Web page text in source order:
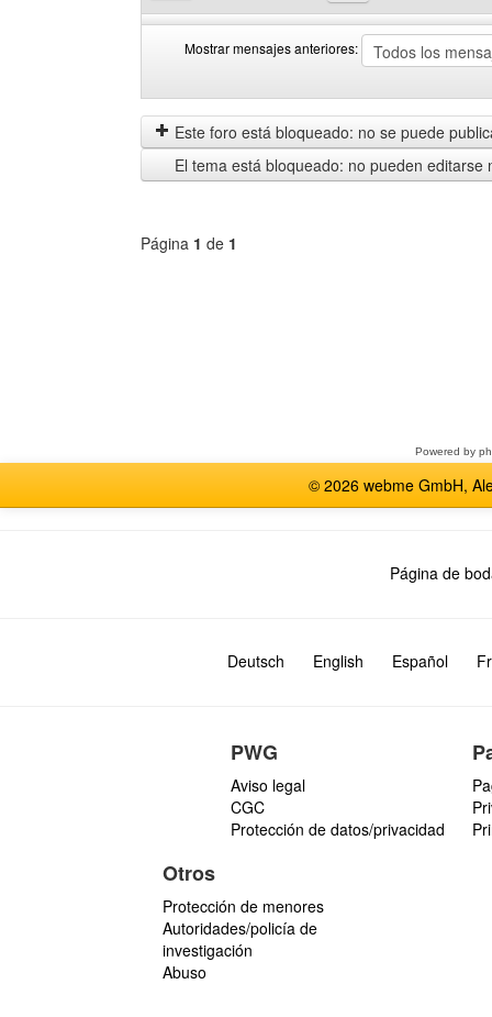
Mostrar mensajes anteriores:
mensajes
anteriores
by
Este foro está bloqueado: no se puede
El tema está bloqueado: no pueden editarse
Página 1 de 1
Powered by
© 2026 webme GmbH,
Página de
Deutsch English Español
PWG
Aviso legal
CGC
Protección de datos/privacidad
Otros
Protección de menores
Autoridades/policía de
investigación
Abuso